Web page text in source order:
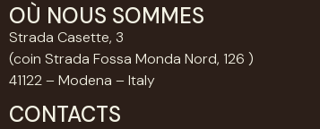
OÙ NOUS SOMMES
Strada Casette, 3
(coin Strada Fossa Monda Nord, 126 )
41122 – Modena – Italy
CONTACTS